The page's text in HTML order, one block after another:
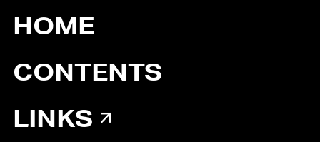
HOME
CONTENTS
LINKS